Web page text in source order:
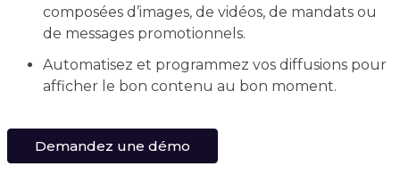
composées d’images, de vidéos, de mandats ou
de messages promotionnels.
Automatisez et programmez vos diffusions pour
afficher le bon contenu au bon moment.
Demandez une démo